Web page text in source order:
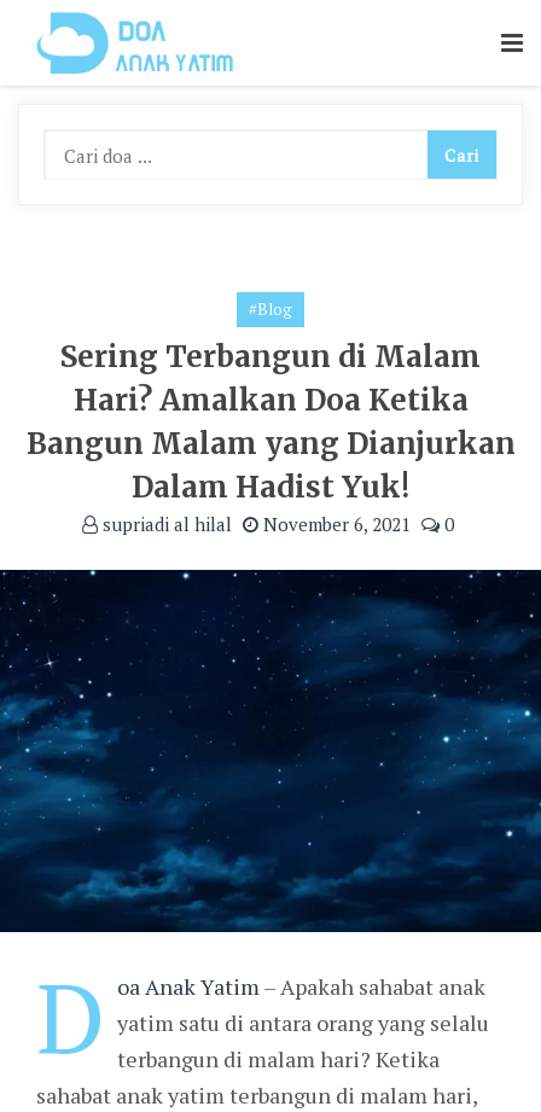
Content
#Blog
Sering Terbangun di Malam
Hari? Amalkan Doa Ketika
Bangun Malam yang Dianjurkan
Dalam Hadist Yuk!
supriadi al hilal November 6, 2021 0
D oa Anak Yatim– Apakah sahabat anak
yatim satu di antara orang yang selalu
terbangun di malam hari? Ketika
sahabat anak yatim terbangun di malam hari,